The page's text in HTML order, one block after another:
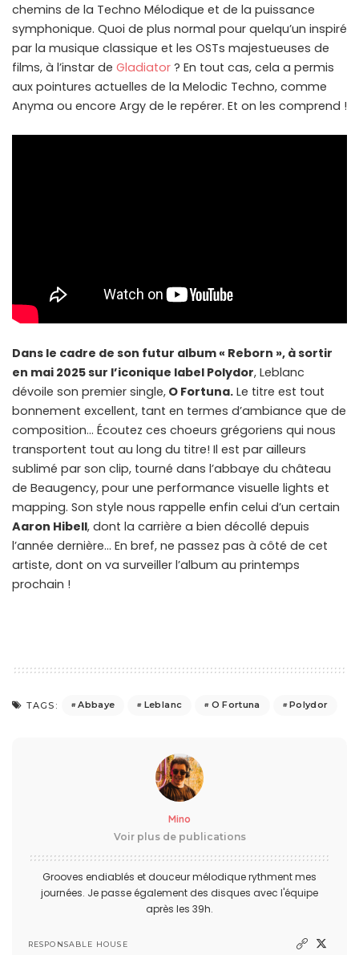
chemins de la Techno Mélodique et de la puissance
symphonique. Quoi de plus normal pour quelqu’un inspiré
par la musique classique et les OSTs majestueuses de
films, à l’instar de Gladiator ? En tout cas, cela a permis
aux pointures actuelles de la Melodic Techno, comme
Anyma ou encore Argy de le repérer. Et on les comprend !
Dans le cadre de son futur album « Reborn », à sortir
en mai 2025 sur l’iconique label Polydor, Leblanc
dévoile son premier single, O Fortuna. Le titre est tout
bonnement excellent, tant en termes d’ambiance que de
composition… Écoutez ces choeurs grégoriens qui nous
transportent tout au long du titre! Il est par ailleurs
sublimé par son clip, tourné dans l’abbaye du château
de Beaugency, pour une performance visuelle lights et
mapping. Son style nous rappelle enfin celui d’un certain
Aaron Hibell, dont la carrière a bien décollé depuis
l’année dernière… En bref, ne passez pas à côté de cet
artiste, dont on va surveiller l’album au printemps
prochain !
TAGS: Abbaye Leblanc O Fortuna Polydor
Mino
Voir plus de publications
Grooves endiablés et douceur mélodique rythment mes
journées. Je passe également des disques avec l'équipe
après les 39h.
RESPONSABLE HOUSE